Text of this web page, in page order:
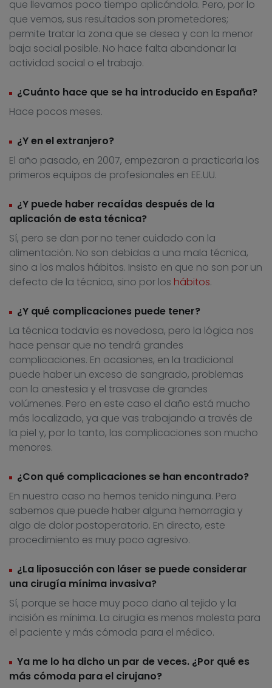
que llevamos poco tiempo aplicándola. Pero, por lo
que vemos, sus resultados son prometedores;
permite tratar la zona que se desea y con la menor
baja social posible. No hace falta abandonar la
actividad social o el trabajo.
¿Cuánto hace que se ha introducido en España?
Hace pocos meses.
¿Y en el extranjero?
El año pasado, en 2007, empezaron a practicarla los
primeros equipos de profesionales en EE.UU.
¿Y puede haber recaídas después de la
aplicación de esta técnica?
Sí, pero se dan por no tener cuidado con la
alimentación. No son debidas a una mala técnica,
sino a los malos hábitos. Insisto en que no son por un
defecto de la técnica, sino por los hábitos.
¿Y qué complicaciones puede tener?
La técnica todavía es novedosa, pero la lógica nos
hace pensar que no tendrá grandes
complicaciones. En ocasiones, en la tradicional
puede haber un exceso de sangrado, problemas
con la anestesia y el trasvase de grandes
volúmenes. Pero en este caso el daño está mucho
más localizado, ya que vas trabajando a través de
la piel y, por lo tanto, las complicaciones son mucho
menores.
¿Con qué complicaciones se han encontrado?
En nuestro caso no hemos tenido ninguna. Pero
sabemos que puede haber alguna hemorragia y
algo de dolor postoperatorio. En directo, este
procedimiento es muy poco agresivo.
¿La liposucción con láser se puede considerar
una cirugía mínima invasiva?
Sí, porque se hace muy poco daño al tejido y la
incisión es mínima. La cirugía es menos molesta para
el paciente y más cómoda para el médico.
Ya me lo ha dicho un par de veces. ¿Por qué es
más cómoda para el cirujano?